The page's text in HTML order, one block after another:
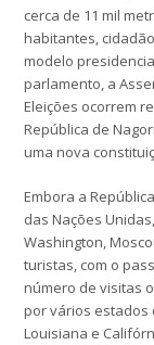
cerca de 11 mil
habitantes,
modelo
parlamento, a
Eleições ocorrem
República de
uma nova
Embora a
das Nações
Washington,
turistas, com o
número de visitas
por vários estados
Louisiana e